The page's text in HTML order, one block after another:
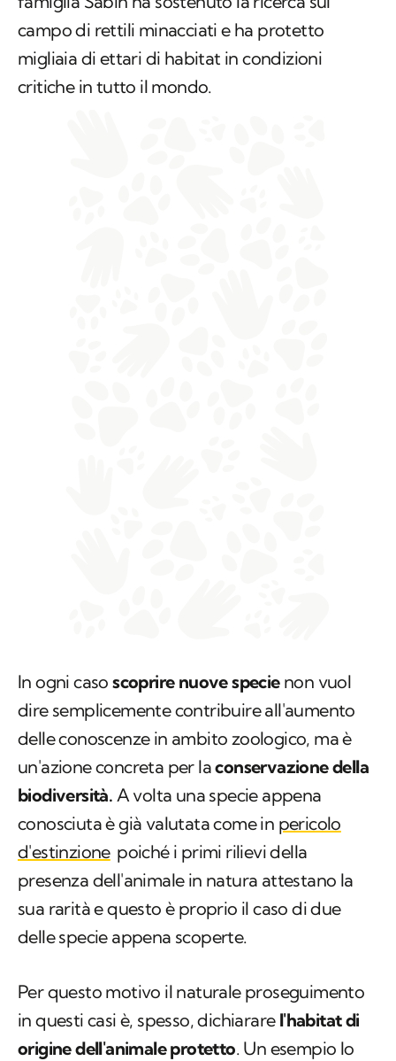
campo di rettili minacciati e ha protetto
migliaia di ettari di habitat in condizioni
critiche in tutto il mondo.
In ogni casoscoprire nuove specienon vuol
dire semplicemente contribuire all'aumento
delle conoscenze in ambito zoologico, ma è
un'azione concreta per laconservazione della
biodiversità. A volta una specie appena
conosciuta è già valutata come in pericolo
d'estinzione poiché i primi rilievi della
presenza dell'animale in natura attestano la
sua rarità e questo è proprio il caso di due
delle specie appena scoperte.
Per questo motivo il naturale proseguimento
in questi casi è, spesso, dichiarare l'habitat di
originedell'animale protetto. Un esempio lo